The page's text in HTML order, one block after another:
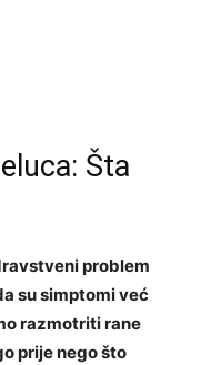
Šta
problem
su simptomi već
razmotriti rane
prije nego što